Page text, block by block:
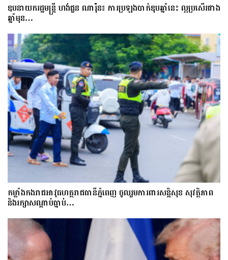
ឧបនាយករដ្ឋមន្ត្រី ហង់ជួន ណារ៉ុន៖ ការប្រឡងបាក់ឌុបឆ្នាំនេះ ល្អប្រសើរជាង
ឆ្នាំមុន…
កម្លាំងកងរាជអាវុធហត្ថរាជធានីភ្នំពេញ ចូលរួមការពារសន្តិសុខ សុវត្ថិភាព
និងរក្សាសណ្តាប់ធ្នាប់…